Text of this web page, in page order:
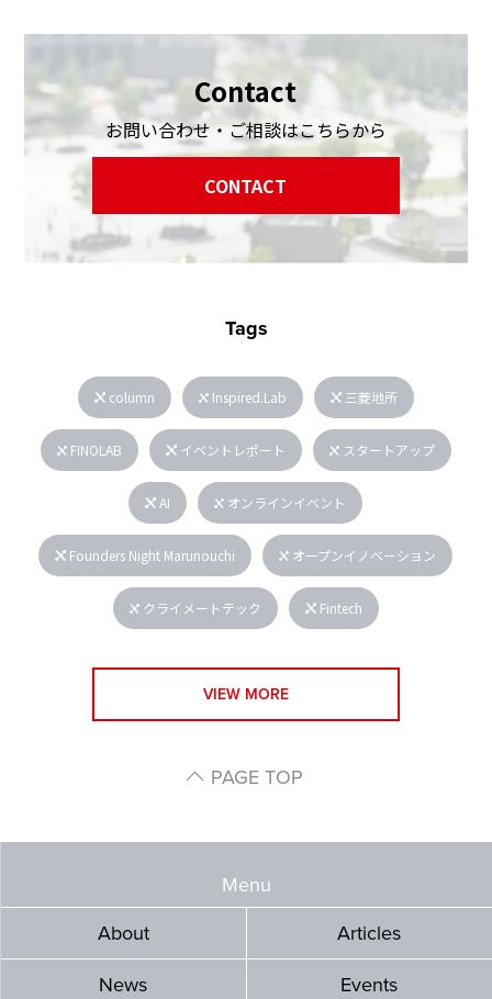
Contact
お問い合わせ・ご相談はこちらから
CONTACT
Tags
column Inspired.Lab 三菱地所
FINOLAB イベントレポート スタートアップ
AI オンラインイベント
Founders Night Marunouchi オープンイノベーション
クライメートテック Fintech
VIEW MORE
PAGE TOP
Menu
About
Articles
News Events